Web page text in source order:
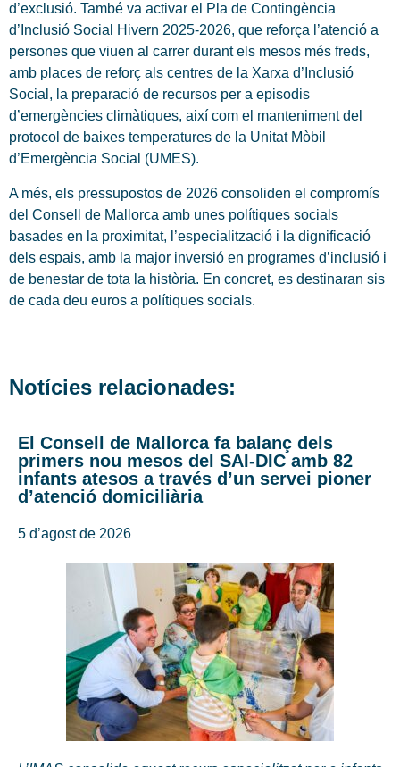
d’exclusió. També va activar el Pla de Contingència
d’Inclusió Social Hivern 2025-2026, que reforça l’atenció a
persones que viuen al carrer durant els mesos més freds,
amb places de reforç als centres de la Xarxa d’Inclusió
Social, la preparació de recursos per a episodis
d’emergències climàtiques, així com el manteniment del
protocol de baixes temperatures de la Unitat Mòbil
d’Emergència Social (UMES).
A més, els pressupostos de 2026 consoliden el compromís
del Consell de Mallorca amb unes polítiques socials
basades en la proximitat, l’especialització i la dignificació
dels espais, amb la major inversió en programes d’inclusió i
de benestar de tota la història. En concret, es destinaran sis
de cada deu euros a polítiques socials.
Notícies relacionades:
El Consell de Mallorca fa balanç dels
primers nou mesos del SAI-DIC amb 82
infants atesos a través d’un servei pioner
d’atenció domiciliària
5 d’agost de 2026